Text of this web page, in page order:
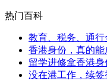
热门百科
教育、税务、通
香港身份，真的能
留学进修拿香港
没在港工作，续签